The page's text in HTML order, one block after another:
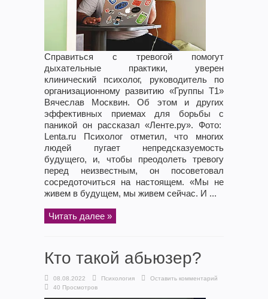
Справиться с тревогой помогут
дыхательные практики, уверен
клинический психолог, руководитель по
организационному развитию «Группы T1»
Вячеслав Москвин. Об этом и других
эффективных приемах для борьбы с
паникой он рассказал «Ленте.ру». Фото:
Lenta.ru Психолог отметил, что многих
людей пугает непредсказуемость
будущего, и, чтобы преодолеть тревогу
перед неизвестным, он посоветовал
сосредоточиться на настоящем. «Мы не
живем в будущем, мы живем сейчас. И ...
Читать далее »
Кто такой абьюзер?
08.08.2022 Психология
Оставить комментарий
40 Просмотров